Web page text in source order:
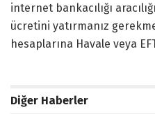
internet bankacılığı
ücretini yatırmanız
hesaplarına Havale veya
Diğer Haberler